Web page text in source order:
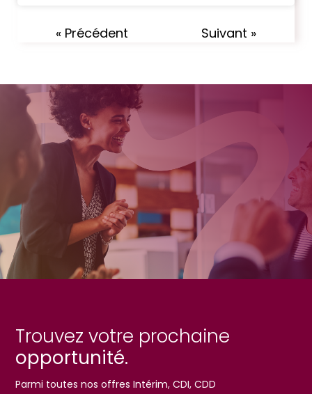
« Précédent Suivant »
Trouvez votre prochaine
opportunité.
Parmi toutes nos offres Intérim, CDI, CDD